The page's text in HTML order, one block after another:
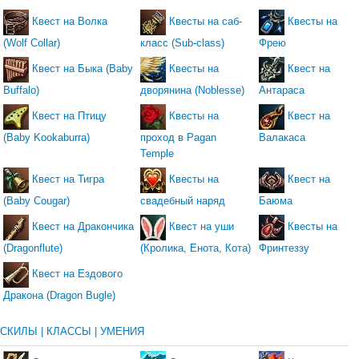
Квест на Волка
(Wolf Collar)
Квесты на саб-
класс (Sub-class)
Квесты на
Фрею
Квест на Быка (Baby
Buffalo)
Квесты на
дворянина (Noblesse)
Квест на
Антараса
Квест на Птицу
(Baby Kookaburra)
Квесты на
проход в Pagan
Temple
Квест на
Валакаса
Квест на Тигра
(Baby Cougar)
Квесты на
свадебный наряд
Квест на
Баюма
Квест на Дракончика
(Dragonflute)
Квест на уши
(Кролика, Енота, Кота)
Квесты на
Фринтеззу
Квест на Ездового
Дракона (Dragon Bugle)
СКИЛЫ | КЛАССЫ | УМЕНИЯ